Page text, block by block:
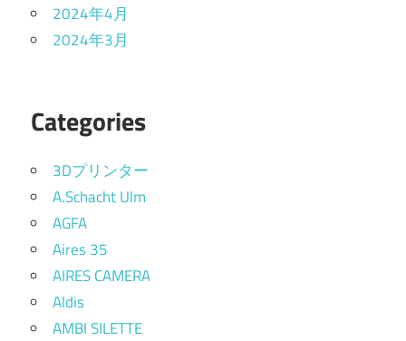
2024年4月
2024年3月
Categories
3Dプリンター
A.Schacht Ulm
AGFA
Aires 35
AIRES CAMERA
Aldis
AMBI SILETTE